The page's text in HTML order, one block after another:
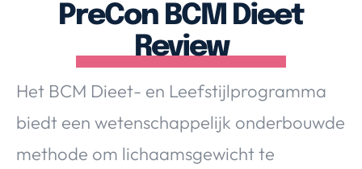
Over Valerie
De Top 5
VALERIE'S CHOICE
Food & Drinks Health & Beauty Gadgets
Huis & Tuin
PreCon BCM Dieet
Review
Het BCM Dieet- en Leefstijlprogramma
biedt een wetenschappelijk onderbouwde
methode om lichaamsgewicht te